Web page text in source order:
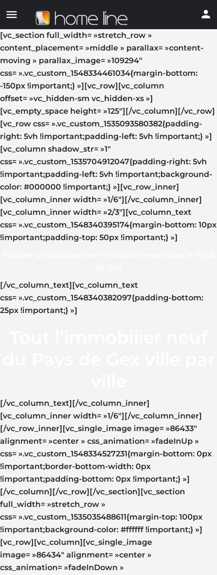
[vc_section full_width= »stretch_row »
content_placement= »middle » parallax= »content-
moving » parallax_image= »109294″
css= ».vc_custom_1548334461034{margin-bottom:
-150px !important;} »][vc_row][vc_column
offset= »vc_hidden-sm vc_hidden-xs »]
[vc_empty_space height= »125″][/vc_column][/vc_row]
[vc_row css= ».vc_custom_1535093580382{padding-
right: 5vh !important;padding-left: 5vh !important;} »]
[vc_column shadow_str= »1″
css= ».vc_custom_1535704912047{padding-right: 5vh
!important;padding-left: 5vh !important;background-
color: #000000 !important;} »][vc_row_inner]
[vc_column_inner width= »1/6″][/vc_column_inner]
[vc_column_inner width= »2/3″][vc_column_text
css= ».vc_custom_1548340395174{margin-bottom: 10px
!important;padding-top: 50px !important;} »]
[/vc_column_text][vc_column_text
css= ».vc_custom_1548340382097{padding-bottom:
25px !important;} »]
[/vc_column_text][/vc_column_inner]
[vc_column_inner width= »1/6″][/vc_column_inner]
[/vc_row_inner][vc_single_image image= »86433″
alignment= »center » css_animation= »fadeInUp »
css= ».vc_custom_1548334527231{margin-bottom: 0px
!important;border-bottom-width: 0px
!important;padding-bottom: 0px !important;} »]
[/vc_column][/vc_row][/vc_section][vc_section
full_width= »stretch_row »
css= ».vc_custom_1535035488611{margin-top: 100px
!important;background-color: #ffffff !important;} »]
[vc_row][vc_column][vc_single_image
image= »86434″ alignment= »center »
css_animation= »fadeInDown »